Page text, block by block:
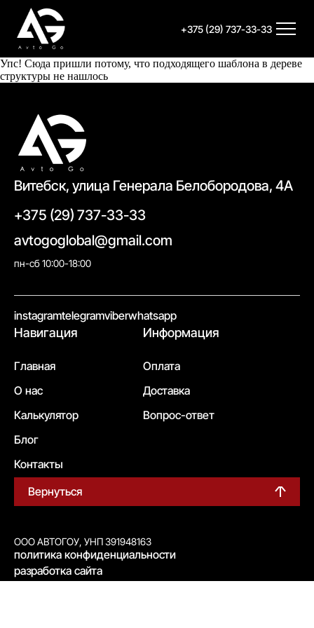
+375 (29) 737-33-33
Упс! Сюда пришли потому, что подходящего шаблона в дереве
структуры не нашлось
Витебск, улица Генерала Белобородова, 4А
+375 (29) 737-33-33
avtogoglobal@gmail.com
пн-сб 10:00-18:00
instagramtelegramviberwhatsapp
Навигация
Главная
О нас
Калькулятор
Блог
Контакты
Информация
Оплата
Доставка
Вопрос-ответ
Вернуться
ООО АВТОГОУ, УНП 391948163
политика конфиденциальности
разработка сайта